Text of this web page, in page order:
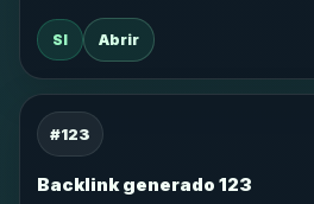
SI Abrir
#123
Backlink generado 123